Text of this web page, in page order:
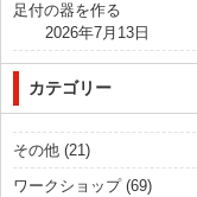
足付の器を作る
2026年7月13日
カテゴリー
その他 (21)
ワークショップ(69)